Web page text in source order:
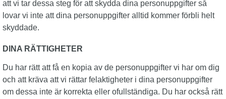
att vi tar dessa steg för att skydda dina personuppgifter så
lovar vi inte att dina personuppgifter alltid kommer förbli helt
skyddade.
DINA RÄTTIGHETER
Du har rätt att få en kopia av de personuppgifter vi har om dig
och att kräva att vi rättar felaktigheter i dina personuppgifter
om dessa inte är korrekta eller ofullständiga. Du har också rätt